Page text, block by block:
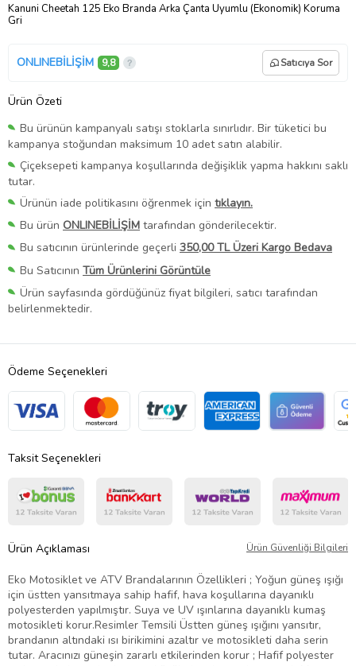
Kanuni Cheetah 125 Eko Branda Arka Çanta Uyumlu (Ekonomik) Koruma
Gri
ONLINEBİLİŞİM 9,8 Satıcıya Sor
Ürün Özeti
Bu ürünün kampanyalı satışı stoklarla sınırlıdır. Bir tüketici bu
kampanya stoğundan maksimum 10 adet satın alabilir.
Çiçeksepeti kampanya koşullarında değişiklik yapma hakkını saklı
tutar.
Ürünün iade politikasını öğrenmek için tıklayın.
Bu ürün ONLINEBİLİŞİM tarafından gönderilecektir.
Bu satıcının ürünlerinde geçerli 350,00 TL Üzeri Kargo Bedava
Bu Satıcının Tüm Ürünlerini Görüntüle
Ürün sayfasında gördüğünüz fiyat bilgileri, satıcı tarafından
belirlenmektedir.
Ödeme Seçenekleri
Taksit Seçenekleri
Ürün Açıklaması Ürün Güvenliği Bilgileri
Eko Motosiklet ve ATV Brandalarının Özellikleri ; Yoğun güneş ışığı
için üstten yansıtmaya sahip hafif, hava koşullarına dayanıklı
polyesterden yapılmıştır. Suya ve UV ışınlarına dayanıklı kumaş
motosikleti korur.Resimler Temsili Üstten güneş ışığını yansıtır,
brandanın altındaki ısı birikimini azaltır ve motosikleti daha serin
tutar. Aracınızı güneşin zararlı etkilerinden korur ; Hafif polyester